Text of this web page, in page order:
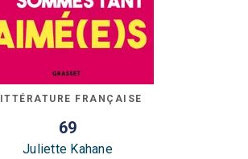
FRANÇAISE
69
Juliette Kahane